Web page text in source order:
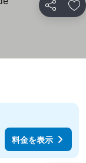
シェア お
料金を表示